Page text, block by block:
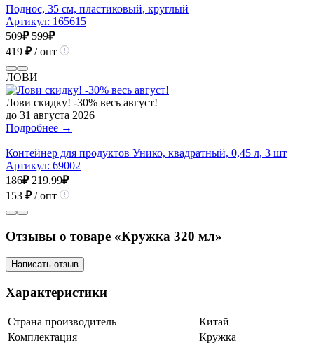
Поднос, 35 см, пластиковый, круглый
Артикул: 165615
509₽ 599₽
419 ₽/ опт
ЛОВИ
Лови скидку! -30% весь август!
до 31 августа 2026
Подробнее →
Контейнер для продуктов Унико, квадратный, 0,45 л, 3 шт
Артикул: 69002
186₽ 219.99₽
153 ₽/ опт
Отзывы о товаре «Кружка 320 мл»
Написать отзыв
Характеристики
Страна производитель
Китай
Комплектация
Кружка